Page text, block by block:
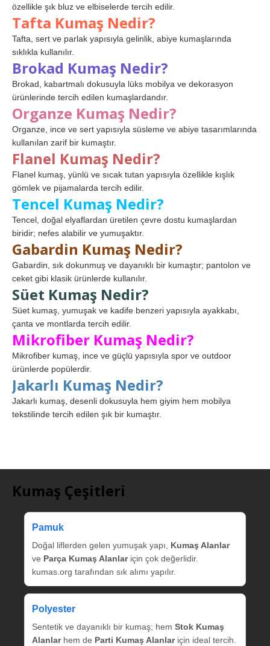
özellikle şık bluz ve elbiselerde tercih edilir.
Tafta Kumaş Nedir?
Tafta, sert ve parlak yapısıyla gelinlik, abiye kumaşlarında
sıklıkla kullanılır.
Brokad Kumaş Nedir?
Brokad, kabartmalı dokusuyla lüks mobilya ve dekorasyon
ürünlerinde tercih edilen kumaşlardandır.
Organze Kumaş Nedir?
Organze, ince ve sert yapısıyla süsleme ve abiye tasarımlarında
kullanılan zarif bir kumaştır.
Flanel Kumaş Nedir?
Flanel kumaş, yünlü ve sıcak tutan yapısıyla özellikle kışlık
gömlek ve pijamalarda tercih edilir.
Tencel Kumaş Nedir?
Tencel, doğal elyaflardan üretilen çevre dostu kumaşlardan
biridir; nefes alabilir ve yumuşaktır.
Gabardin Kumaş Nedir?
Gabardin, sık dokunmuş ve dayanıklı bir kumaştır; pantolon ve
ceket gibi klasik ürünlerde kullanılır.
Süet Kumaş Nedir?
Süet kumaş, yumuşak ve kadife benzeri yapısıyla ayakkabı,
çanta ve montlarda tercih edilir.
Mikrofiber Kumaş Nedir?
Mikrofiber kumaş, ince ve güçlü yapısıyla spor ve outdoor
ürünlerde popülerdir.
Jakarlı Kumaş Nedir?
Jakarlı kumaş, desenli dokusuyla hem giyim hem mobilya
tekstilinde tercih edilen şık bir kumaştır.
Kumaş Çeşitleri
Pamuk
Doğal liflerden gelen yumuşak yapı, Kumaş Alanlar
ve Parça Kumaş Alanlariçin çok değerlidir.
kumas.org tarafından sık alımı yapılır.
Polyester
Sentetik ve dayanıklı bir kumaş; hem Stok Kumaş
Alanlarhem de Parti Kumaş Alanlariçin ideal tercih.